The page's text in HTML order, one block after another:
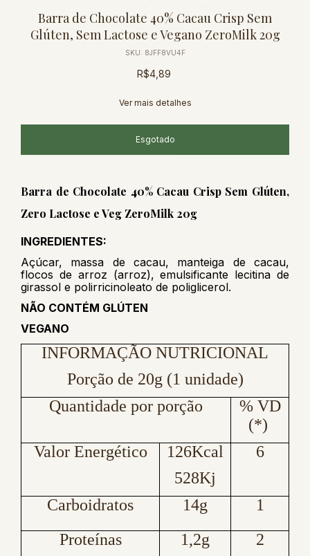
Barra de Chocolate 40% Cacau Crisp Sem
Glúten, Sem Lactose e Vegano ZeroMilk 20g
SKU: 8JFF8VU4F
R$4,89
Ver mais detalhes
Barra de Chocolate 40% Cacau Crisp Sem Glúten,
Zero Lactose e Veg ZeroMilk 20g
INGREDIENTES:
Açúcar, massa de cacau, manteiga de cacau,
flocos de arroz (arroz), emulsificante lecitina de
girassol e polirricinoleato de poliglicerol.
NÃO CONTÉM GLÚTEN
VEGANO
INFORMAÇÃO NUTRICIONAL
Porção de 20g (1 unidade)
Quantidade por porção
% VD
(*)
Valor Energético
126Kcal
528Kj
6
Carboidratos 14g
1
Proteínas
1,2g
2